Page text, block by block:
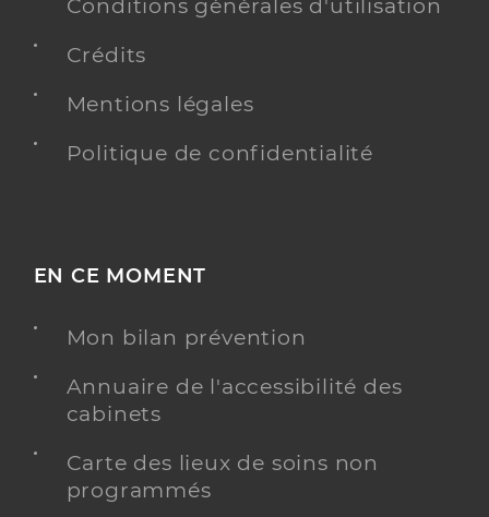
Conditions générales d'utilisation
Crédits
Mentions légales
Politique de confidentialité
EN CE MOMENT
Mon bilan prévention
Annuaire de l'accessibilité des
cabinets
Carte des lieux de soins non
programmés